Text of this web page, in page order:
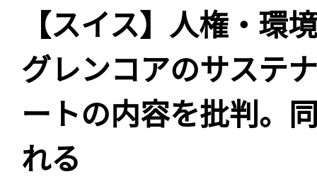
【スイス】人権・環
グレンコアのサステ
ートの内容を批判。
れる